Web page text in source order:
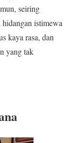
seiring
istimewa
kaya rasa, dan
yang tak